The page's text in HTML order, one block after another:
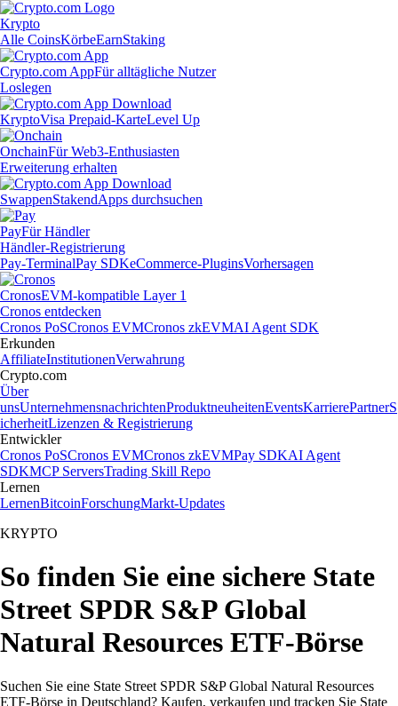
Krypto
Alle CoinsKörbeEarnStaking
Crypto.com AppFür alltägliche Nutzer
Loslegen
KryptoVisa Prepaid-KarteLevel Up
OnchainFür Web3-Enthusiasten
Erweiterung erhalten
SwappenStakendApps durchsuchen
PayFür Händler
Händler-Registrierung
Pay-TerminalPay SDKeCommerce-PluginsVorhersagen
CronosEVM-kompatible Layer 1
Cronos entdecken
Cronos PoSCronos EVMCronos zkEVMAI Agent SDK
Erkunden
AffiliateInstitutionenVerwahrung
Crypto.com
Über
unsUnternehmensnachrichtenProduktneuheitenEventsKarrierePartnerS
icherheitLizenzen & Registrierung
Entwickler
Cronos PoSCronos EVMCronos zkEVMPay SDKAI Agent
SDKMCP ServersTrading Skill Repo
Lernen
LernenBitcoinForschungMarkt-Updates
KRYPTO
So finden Sie eine sichere State
Street SPDR S&P Global
Natural Resources ETF-Börse
Suchen Sie eine State Street SPDR S&P Global Natural Resources
ETF-Börse in Deutschland? Kaufen, verkaufen und tracken Sie State